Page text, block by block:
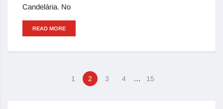
Candelária. No
READ MORE
1 2 3 4 … 15